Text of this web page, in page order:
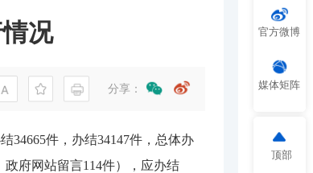
官方微博
媒体矩阵
顶部
况
分享：
34665件，办结34147件，总体办
政府网站留言114件），应办结